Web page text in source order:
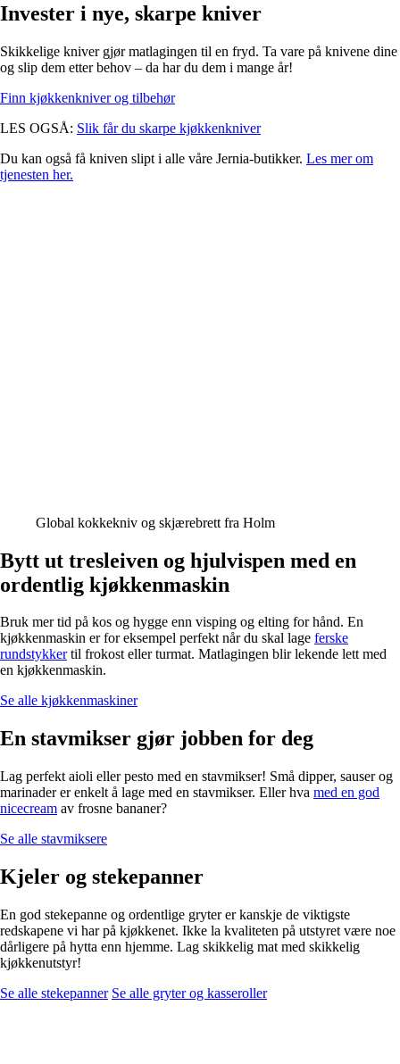
Invester i nye, skarpe kniver
Skikkelige kniver gjør matlagingen til en fryd. Ta vare på knivene dine
og slip dem etter behov – da har du dem i mange år!
Finn kjøkkenkniver og tilbehør
LES OGSÅ: Slik får du skarpe kjøkkenkniver
Du kan også få kniven slipt i alle våre Jernia-butikker. Les mer om
tjenesten her.
Global kokkekniv og skjærebrett fra Holm
Bytt ut tresleiven og hjulvispen med en
ordentlig kjøkkenmaskin
Bruk mer tid på kos og hygge enn visping og elting for hånd. En
kjøkkenmaskin er for eksempel perfekt når du skal lage ferske
rundstykkertil frokost eller turmat. Matlagingen blir lekende lett med
en kjøkkenmaskin.
Se alle kjøkkenmaskiner
En stavmikser gjør jobben for deg
Lag perfekt aioli eller pesto med en stavmikser! Små dipper, sauser og
marinader er enkelt å lage med en stavmikser. Eller hva med en god
nicecream av frosne bananer?
Se alle stavmiksere
Kjeler og stekepanner
En god stekepanne og ordentlige gryter er kanskje de viktigste
redskapene vi har på kjøkkenet. Ikke la kvaliteten på utstyret være noe
dårligere på hytta enn hjemme. Lag skikkelig mat med skikkelig
kjøkkenutstyr!
Se alle stekepanner Se alle gryter og kasseroller